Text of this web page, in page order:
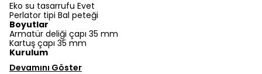
Eko su tasarrufu Evet
Perlator tipi Bal peteği
Boyutlar
Armatür deliği çapı 35 mm
Kartuş çapı 35 mm
Kurulum
Devamını Göster